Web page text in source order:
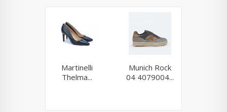
Martinelli
Thelma...
Munich Rock
04 4079004...